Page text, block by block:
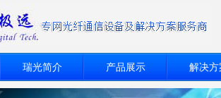
瑞光简介 产品展示 解决方